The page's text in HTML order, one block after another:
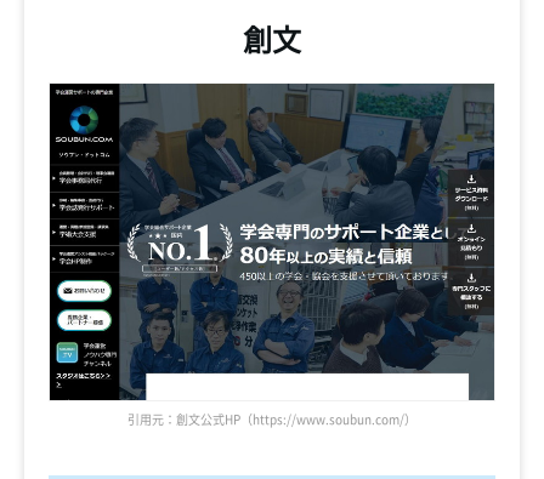
創文
引用元：創文公式HP（https://www.soubun.com/）